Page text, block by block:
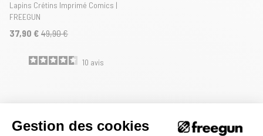
Lapins Crétins Imprimé Comics |
FREEGUN
37,90 € 49,90 €
10 avis
Découvre nos produits Freegun X Lapins Crétins, une collaboration unique
Gestion des cookies